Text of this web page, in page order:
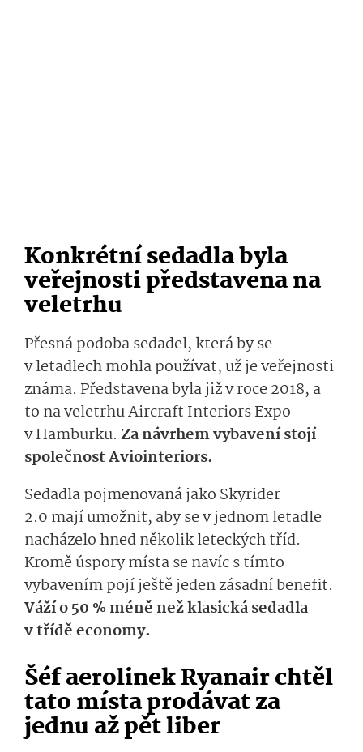
Konkrétní sedadla byla
veřejnosti představena na
veletrhu
Přesná podoba sedadel, která by se
v letadlech mohla používat, už je veřejnosti
známa. Představena byla již v roce 2018, a
to na veletrhu Aircraft Interiors Expo
v Hamburku. Za návrhem vybavení stojí
společnost Aviointeriors.
Sedadla pojmenovaná jako Skyrider
2.0 mají umožnit, aby se v jednom letadle
nacházelo hned několik leteckých tříd.
Kromě úspory místa se navíc s tímto
vybavením pojí ještě jeden zásadní benefit.
Váží o 50 % méně než klasická sedadla
v třídě economy.
Šéf aerolinek Ryanair chtěl
tato místa prodávat za
jednu až pět liber